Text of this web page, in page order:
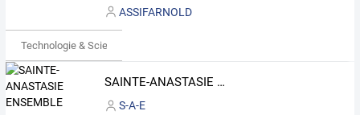
ASSIFARNOLD
Technologie & Science
SAINTE-ANASTASIE ENSEMBLE
S-A-E